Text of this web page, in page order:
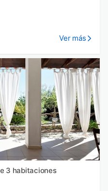
Ver más
3 habitaciones